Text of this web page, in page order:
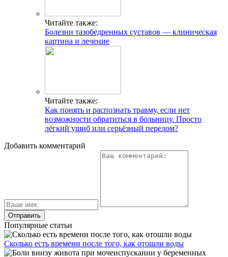
Читайте также:
Болезни тазобедренных суставов — клиническая
картина и лечение
Читайте также:
Как понять и распознать травму, если нет
возможности обратиться в больницу. Просто
лёгкий ушиб или серьёзный перелом?
Добавить комментарий
Популярные статьи
Сколько есть времени после того, как отошли воды